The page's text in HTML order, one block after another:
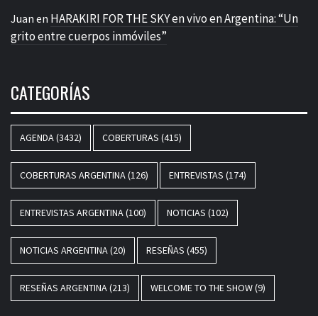
Juan en HARAKIRI FOR THE SKY en vivo en Argentina: “Un
grito entre cuerpos inmóviles”
CATEGORÍAS
AGENDA(3432) COBERTURAS (415)
COBERTURAS ARGENTINA(126) ENTREVISTAS (174)
ENTREVISTAS ARGENTINA(100) NOTICIAS (102)
NOTICIAS ARGENTINA(20) RESEÑAS (455)
RESEÑAS ARGENTINA(213) WELCOME TO THE SHOW(9)